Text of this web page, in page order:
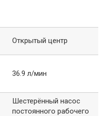
Открытый центр
36.9 л/мин
Шестерённый насос
постоянного рабочего